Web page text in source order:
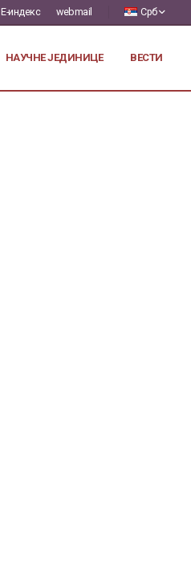
Е-индекс webmail Срб
НАУЧНЕ ЈЕДИНИЦЕ ВЕСТИ